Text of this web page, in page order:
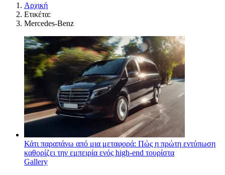
Αρχική
Ετικέτα:
Mercedes-Benz
Κάτι παραπάνω από μια μεταφορά: Πώς η πρώτη εντύπωση
καθορίζει την εμπειρία ενός high-end τουρίστα
Gallery